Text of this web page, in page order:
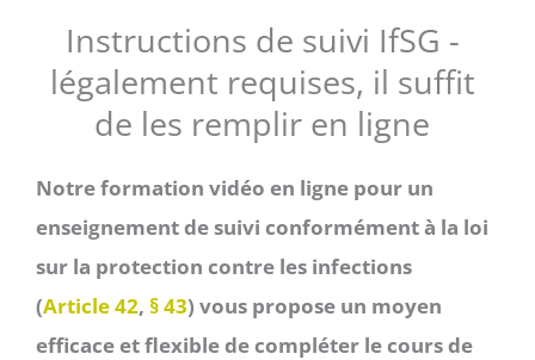
Instructions de suivi IfSG -
légalement requises, il suffit
de les remplir en ligne
Notre formation vidéo en ligne pour un
enseignement de suivi conformément à la loi
sur la protection contre les infections
(Article 42, § 43) vous propose un moyen
efficace et flexible de compléter le cours de